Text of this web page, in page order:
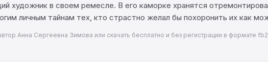
художник в своем ремесле. В его каморке хранятся
личным тайнам тех, кто страстно желал бы похоронить их как
Анна Сергеевна Зимова или скачать бесплатно и без регистрации в формате